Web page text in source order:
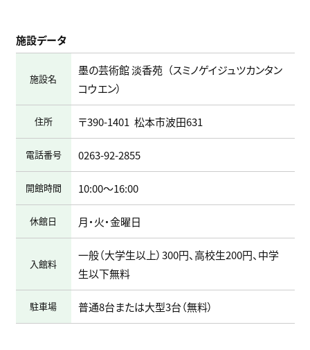
施設データ
施設名
墨の芸術館 淡香苑
スミノゲイジュツカンタン
コウエン
住所 〒390-1401 松本市波田631
電話番号 0263-92-2855
開館時間 10:00～16:00
休館日 月・火・金曜日
入館料
一般（大学生以上）300円、高校生200円、中学
生以下無料
駐車場 普通8台または大型3台（無料）